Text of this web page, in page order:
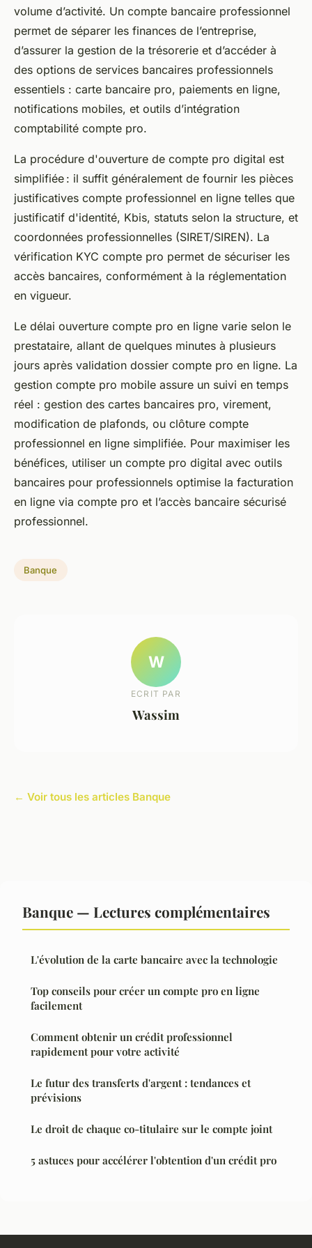
volume d’activité. Un compte bancaire professionnel
permet de séparer les finances de l’entreprise,
d’assurer la gestion de la trésorerie et d’accéder à
des options de services bancaires professionnels
essentiels : carte bancaire pro, paiements en ligne,
notifications mobiles, et outils d’intégration
comptabilité compte pro.
La procédure d'ouverture de compte pro digital est
simplifiée : il suffit généralement de fournir les pièces
justificatives compte professionnel en ligne telles que
justificatif d'identité, Kbis, statuts selon la structure, et
coordonnées professionnelles (SIRET/SIREN). La
vérification KYC compte pro permet de sécuriser les
accès bancaires, conformément à la réglementation
en vigueur.
Le délai ouverture compte pro en ligne varie selon le
prestataire, allant de quelques minutes à plusieurs
jours après validation dossier compte pro en ligne. La
gestion compte pro mobile assure un suivi en temps
réel : gestion des cartes bancaires pro, virement,
modification de plafonds, ou clôture compte
professionnel en ligne simplifiée. Pour maximiser les
bénéfices, utiliser un compte pro digital avec outils
bancaires pour professionnels optimise la facturation
en ligne via compte pro et l’accès bancaire sécurisé
professionnel.
Banque
W
ECRIT PAR
Wassim
← Voir tous les articles Banque
Banque — Lectures complémentaires
L'évolution de la carte bancaire avec la technologie
Top conseils pour créer un compte pro en ligne
facilement
Comment obtenir un crédit professionnel
rapidement pour votre activité
Le futur des transferts d'argent : tendances et
prévisions
Le droit de chaque co-titulaire sur le compte joint
5 astuces pour accélérer l'obtention d'un crédit pro